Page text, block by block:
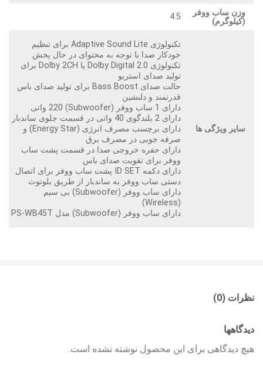
وزن ساب ووفر
(کیلوگرم)
4.5
سایر ویژگی ها
‌تکنولوژی Adaptive Sound Lite برای تنظیم
خودکار صدا با توجه به محتوای در حال پخش
تکنولوژی Dolby Digital 2.0 یا Dolby 2CH برای
تولید صدای استریو
حالت صدای Bass Boost برای تولید صدای باس
قدرتمند و دلنشین
دارای 1 ساب ووفر (Subwoofer) 220 واتی
دارای 2 بلندگوی 40 واتی در قسمت جلوی ساندبار
دارای برچسب مصرف انرژی (Energy Star) و
صرفه جویی در مصرف برق
دارای حفره خروجی صدا در قسمت پشت ساب
ووفر برای تقویت صدای باس
دارای دکمه ID SET پشت ساب ووفر برای اتصال
دستی ساب ووفر به ساندبار از طریق بلوتوث
دارای ساب ووفر (Subwoofer) بی سیم
(Wireless)
دارای ساب ووفر (Subwoofer) مدل PS-WB45T
نظرات (0)
دیدگاهها
هیچ دیدگاهی برای این محصول نوشته نشده است.